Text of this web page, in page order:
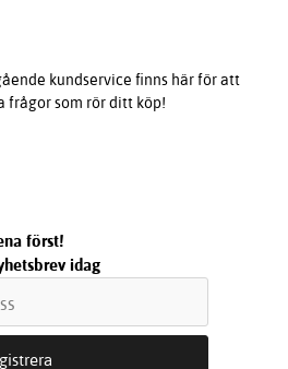
kundservice finns här för att
frågor som rör ditt köp!
först!
idag